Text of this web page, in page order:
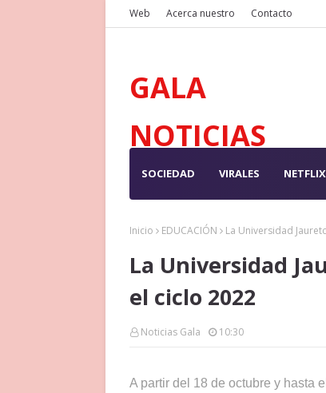
Web Acerca nuestro Contacto
GALA
NOTICIAS
SOCIEDAD VIRALES NETFLIX
Inicio EDUCACIÓN La Universidad
La Universidad
el ciclo 2022
Noticias Gala 10:30
A partir del 18 de octubre y hasta